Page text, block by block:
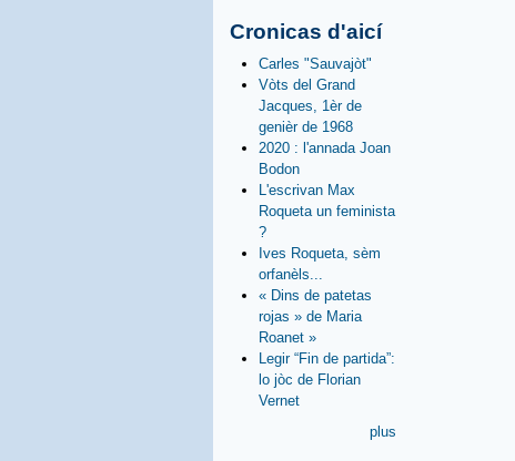
Cronicas d'aicí
Carles "Sauvajòt"
Vòts del Grand
Jacques, 1èr de
genièr de 1968
2020 : l'annada Joan
Bodon
L'escrivan Max
Roqueta un feminista
?
Ives Roqueta, sèm
orfanèls...
« Dins de patetas
rojas » de Maria
Roanet »
Legir “Fin de partida”:
lo jòc de Florian
Vernet
plus